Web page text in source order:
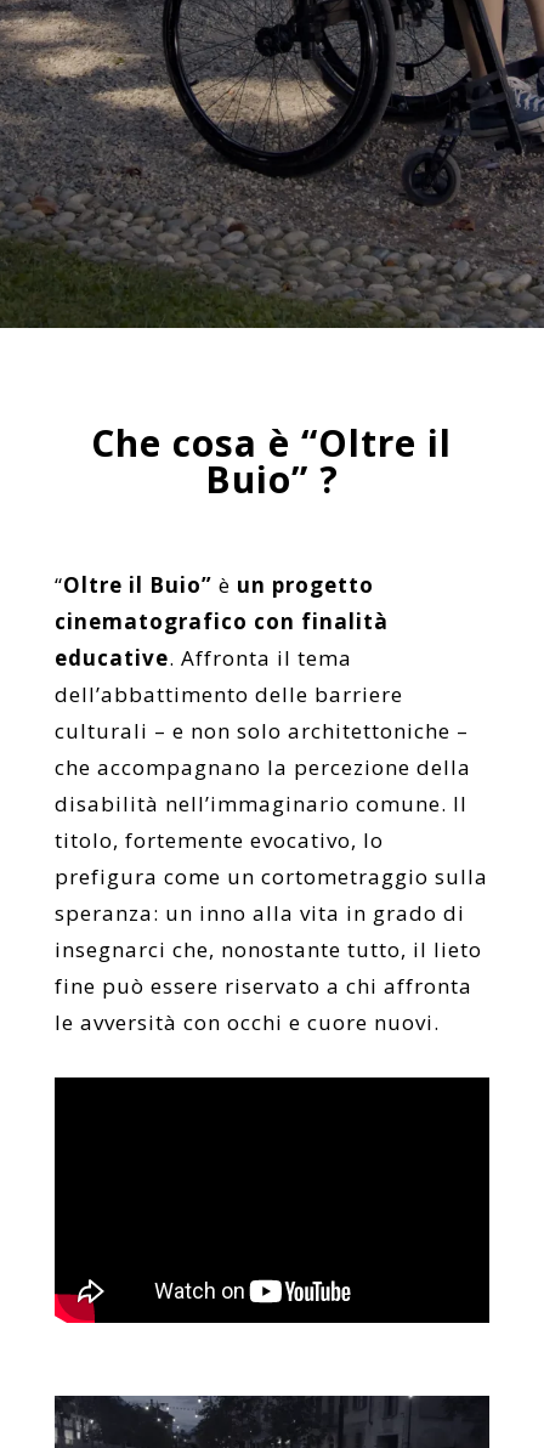
Che cosa è “Oltre il
Buio” ?
“Oltre il Buio” è un progetto
cinematografico con finalità
educative. Affronta il tema
dell’abbattimento delle barriere
culturali – e non solo architettoniche –
che accompagnano la percezione della
disabilità nell’immaginario comune. Il
titolo, fortemente evocativo, lo
prefigura come un cortometraggio sulla
speranza: un inno alla vita in grado di
insegnarci che, nonostante tutto, il lieto
fine può essere riservato a chi affronta
le avversità con occhi e cuore nuovi.